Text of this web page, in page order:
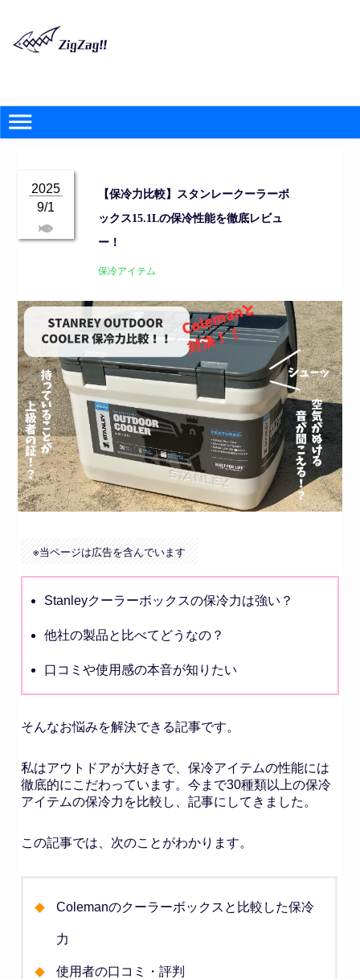
【保冷力比較】スタンレークーラーボ
ックス15.1Lの保冷性能を徹底レビュ
ー！
2025
9/1
保冷アイテム
※当ページは広告を含んでいます
Stanleyクーラーボックスの保冷力は強い？
他社の製品と比べてどうなの？
口コミや使用感の本音が知りたい
そんなお悩みを解決できる記事です。
私はアウトドアが大好きで、保冷アイテムの性能には
徹底的にこだわっています。今まで30種類以上の保冷
アイテムの保冷力を比較し、記事にしてきました。
この記事では、次のことがわかります。
Colemanのクーラーボックスと比較した保冷
力
使用者の口コミ・評判